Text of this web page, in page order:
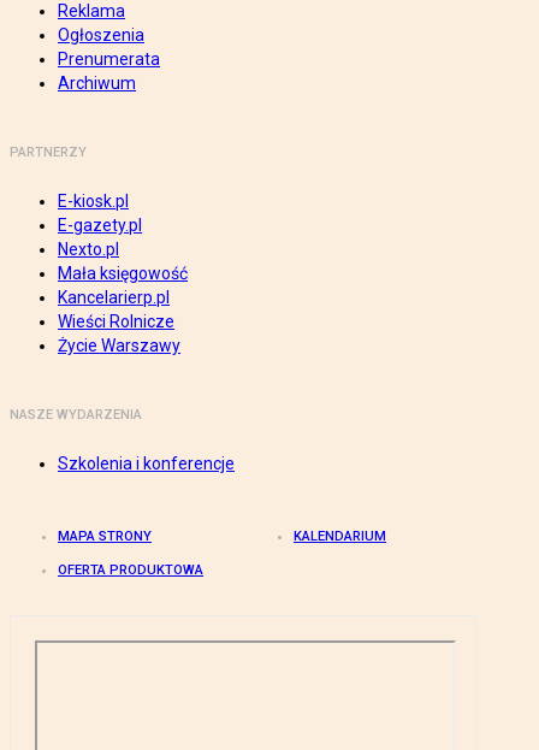
Reklama
Ogłoszenia
Prenumerata
Archiwum
PARTNERZY
E-kiosk.pl
E-gazety.pl
Nexto.pl
Mała księgowość
Kancelarierp.pl
Wieści Rolnicze
Życie Warszawy
NASZE WYDARZENIA
Szkolenia i konferencje
MAPA STRONY KALENDARIUM
OFERTA PRODUKTOWA